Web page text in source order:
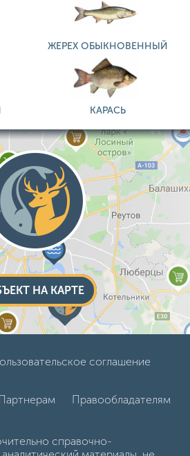
ЖЕРЕХ ОБЫКНОВЕННЫЙ
КАРАСЬ
НА КАРТЕ
соглашение
Правообладателям
справочно-